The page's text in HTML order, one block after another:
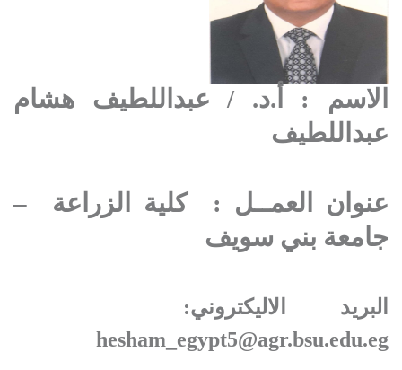
الاسم : أ.د. / عبداللطيف هشام
عبداللطيف
عنوان العمــل : كلية الزراعة
–
جامعة بني سويف
البريد الاليكتروني: